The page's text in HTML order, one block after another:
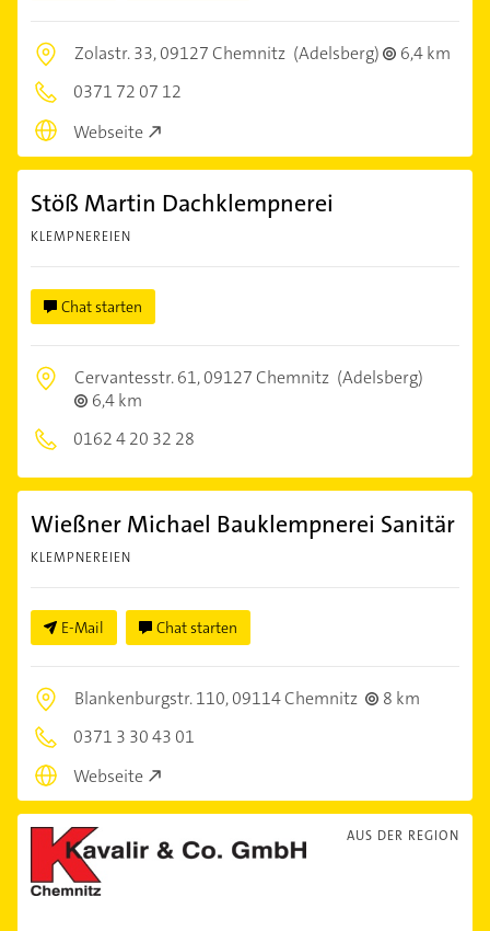
Zolastr. 33,09127 Chemnitz (Adelsberg)
6,4 km
0371 72 07 12
Webseite
Stöß Martin Dachklempnerei
KLEMPNEREIEN
Chat starten
Cervantesstr. 61,09127 Chemnitz (Adelsberg)
6,4 km
0162 4 20 32 28
Wießner Michael Bauklempnerei Sanitär
KLEMPNEREIEN
E-Mail Chat starten
Blankenburgstr. 110,09114 Chemnitz
8 km
0371 3 30 43 01
Webseite
AUS DER REGION